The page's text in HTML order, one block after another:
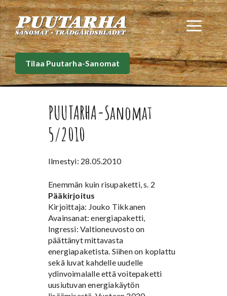
Siirry
sisältöön
Tilaa Puutarha-Sanomat
PUUTARHA-Sanomat
5/2010
Ilmestyi: 28.05.2010
Enemmän kuin risupaketti, s. 2
Pääkirjoitus
Kirjoittaja: Jouko Tikkanen
Avainsanat: energiapaketti,
Ingressi: Valtioneuvosto on
päättänyt mittavasta
energiapaketista. Siihen on koplattu
sekä luvat kahdelle uudelle
ydinvoimalalle että voitepaketti
uusiutuvan energiakäytön